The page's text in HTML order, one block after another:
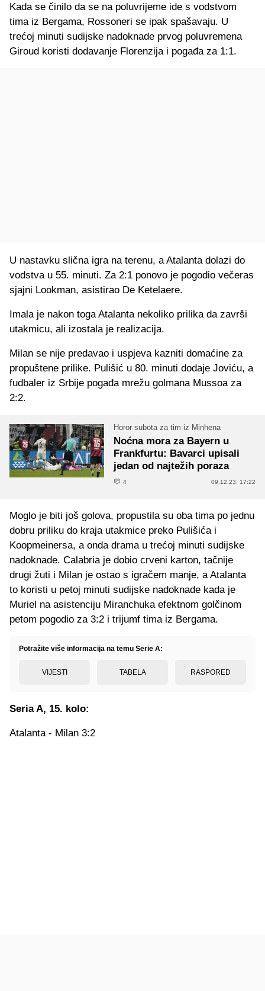
Kada se činilo da se na poluvrijeme ide s vodstvom
tima iz Bergama, Rossoneri se ipak spašavaju. U
trećoj minuti sudijske nadoknade prvog poluvremena
Giroud koristi dodavanje Florenzija i pogađa za 1:1.
U nastavku slična igra na terenu, a Atalanta dolazi do
vodstva u 55. minuti. Za 2:1 ponovo je pogodio večeras
sjajni Lookman, asistirao De Ketelaere.
Imala je nakon toga Atalanta nekoliko prilika da završi
utakmicu, ali izostala je realizacija.
Milan se nije predavao i uspjeva kazniti domaćine za
propuštene prilike. Pulišić u 80. minuti dodaje Joviću, a
fudbaler iz Srbije pogađa mrežu golmana Mussoa za
2:2.
Horor subota za tim iz Minhena
Noćna mora za Bayern u
Frankfurtu: Bavarci upisali
jedan od najtežih poraza
4 09.12.23. 17:22
Moglo je biti još golova, propustila su oba tima po jednu
dobru priliku do kraja utakmice preko Pulišića i
Koopmeinersa, a onda drama u trećoj minuti sudijske
nadoknade. Calabria je dobio crveni karton, tačnije
drugi žuti i Milan je ostao s igračem manje, a Atalanta
to koristi u petoj minuti sudijske nadoknade kada je
Muriel na asistenciju Miranchuka efektnom golčinom
petom pogodio za 3:2 i trijumf tima iz Bergama.
Potražite više informacija na temu Serie A:
VIJESTI TABELA RASPORED
Seria A, 15. kolo:
Atalanta - Milan 3:2